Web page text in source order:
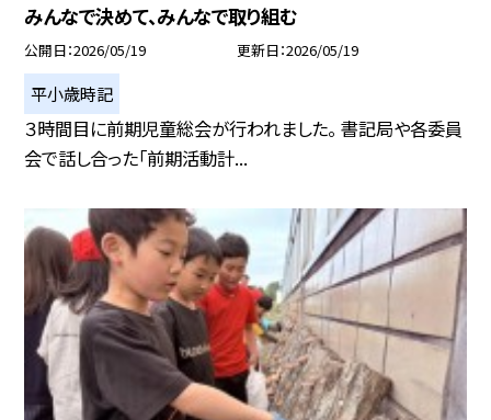
みんなで決めて、みんなで取り組む
公開日 2026/05/19 更新日 2026/05/19
平小歳時記
３時間目に前期児童総会が行われました。 書記局や各委員
会で話し合った「前期活動計...